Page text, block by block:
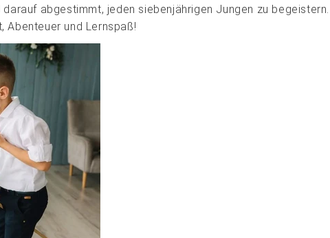
abgestimmt, jeden siebenjährigen Jungen zu begeistern.
Abenteuer und Lernspaß!